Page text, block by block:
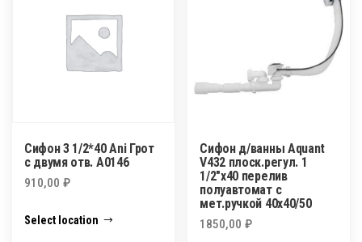
Сифон 3 1/2*40 Ani Грот
с двумя отв. А0146
910,00 ₽
Select location
Сифон д/ванны Aquant
V432 плоск.регул. 1
1/2″х40 перелив
полуавтомат с
мет.ручкой 40х40/50
1850,00₽